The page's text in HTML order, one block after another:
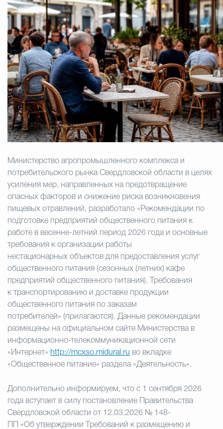
Счётная палата Городского
Избирательная
Общественная
Градостроительство и
Государственные организации
Открытые
Министерство агропромышленного комплекса и
потребительского рынка Свердловской области в целях
усиления мер, направленных на предотвращение
опасных факторов и снижение риска возникновения
пищевых отравлений, разработало «Рекомендации по
подготовке предприятий общественного питания к
работе в весенне-летний период 2026 года и основные
требования к организации работы
нестационарных объектов для предоставления услуг
общественного питания (сезонных (летних) кафе
предприятий общественного питания). Требования
к транспортированию и доставке продукции
общественного питания по заказам
потребителей» (прилагаются). Данные рекомендации
размещены на официальном сайте Министерства в
информационно-телекоммуникационной сети
«Интернет» http://mcxso.midural.ru во вкладке
«Общественное питание» раздела «Деятельность».
Дополнительно информируем, что с 1 сентября 2026
года вступает в силу постановление Правительства
Свердловской области от 12.03.2026 № 148-
ПП «Об утверждении Требований к размещению и